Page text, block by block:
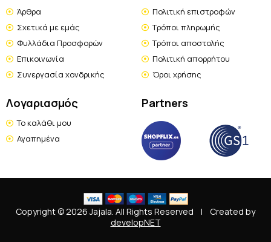
Άρθρα
Σχετικά με εμάς
Φυλλάδια Προσφορών
Επικοινωνία
Συνεργασία χονδρικής
Πολιτική επιστροφών
Τρόποι πληρωμής
Τρόποι αποστολής
Πολιτική απορρήτου
Όροι χρήσης
Λογαριασμός
Το καλάθι μου
Αγαπημένα
Partners
Copyright © 2026 Jajala. All Rights Reserved |
Created by
developNET